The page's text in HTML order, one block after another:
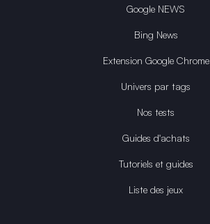
Google NEWS
Bing News
Extension Google Chrome
Univers par tags
Nos tests
Guides d'achats
Tutoriels et guides
Liste des jeux